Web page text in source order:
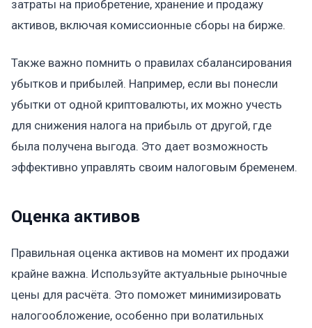
затраты на приобретение, хранение и продажу
активов, включая комиссионные сборы на бирже.
Также важно помнить о правилах сбалансирования
убытков и прибылей. Например, если вы понесли
убытки от одной криптовалюты, их можно учесть
для снижения налога на прибыль от другой, где
была получена выгода. Это дает возможность
эффективно управлять своим налоговым бременем.
Оценка активов
Правильная оценка активов на момент их продажи
крайне важна. Используйте актуальные рыночные
цены для расчёта. Это поможет минимизировать
налогообложение, особенно при волатильных